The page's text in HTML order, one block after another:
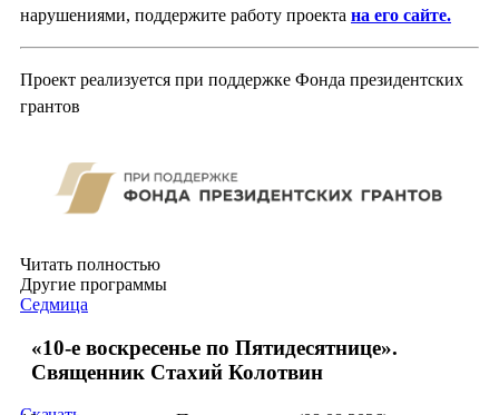
нарушениями, поддержите работу проекта на его сайте.
Проект реализуется при поддержке Фонда президентских
грантов
Читать полностью
Другие программы
Седмица
«10-е воскресенье по Пятидесятнице».
Священник Стахий Колотвин